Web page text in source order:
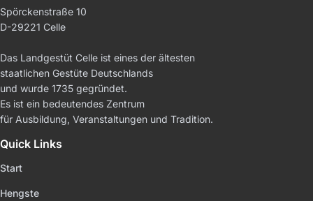
Spörckenstraße 10
D-29221 Celle
Das Landgestüt Celle ist eines der ältesten
staatlichen Gestüte Deutschlands
und wurde 1735 gegründet.
Es ist ein bedeutendes Zentrum
für Ausbildung, Veranstaltungen und Tradition.
Quick Links
Start
Hengste